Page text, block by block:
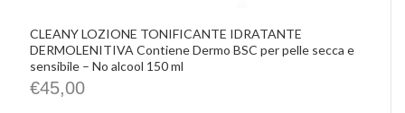
CLEANY LOZIONE TONIFICANTE IDRATANTE
DERMOLENITIVA Contiene Dermo BSC per pelle secca e
sensibile – No alcool 150 ml
€45,00